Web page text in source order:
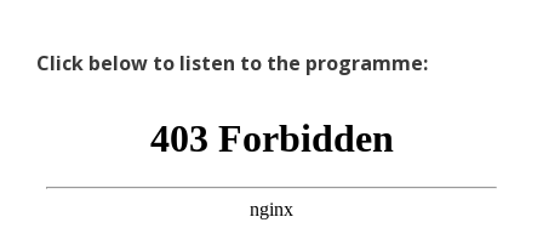
Click below to listen to the programme: